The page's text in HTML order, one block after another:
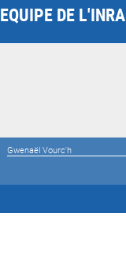
EQUIPE DE L'INRA
Gwenaël Vourc'h